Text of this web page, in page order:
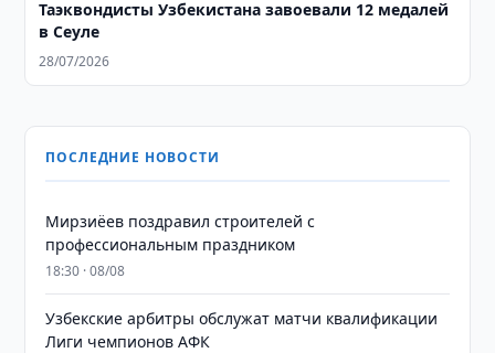
Таэквондисты Узбекистана завоевали 12 медалей
в Сеуле
28/07/2026
ПОСЛЕДНИЕ НОВОСТИ
Мирзиёев поздравил строителей с
профессиональным праздником
18:30 · 08/08
Узбекские арбитры обслужат матчи квалификации
Лиги чемпионов АФК